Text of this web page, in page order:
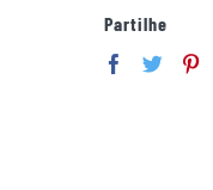
Partilhe